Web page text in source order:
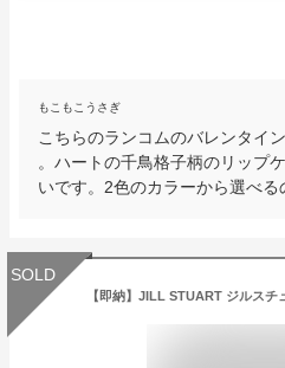
もこもこうさぎ
こちらのランコムのバレンタイ
。ハートの千鳥格子柄のリップ
いです。2色のカラーから選べる
SOLD